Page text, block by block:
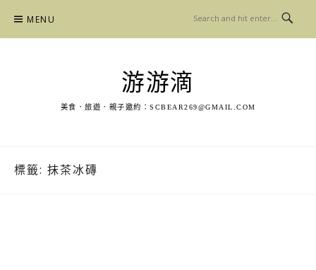
content
MENU
游游滴
美食．旅遊．親子邀約： SCBEAR269@GMAIL.COM
標籤: 抹茶冰磚